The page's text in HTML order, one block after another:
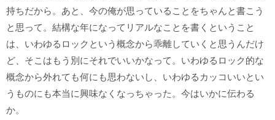
持ちだから。あと、今の俺が思っていることをちゃんと書こう
と思って。結構な年になってリアルなことを書くということ
は、いわゆるロックという概念から乖離していくと思うんだけ
ど、そこはもう別にそれでいいかなって。いわゆるロック的な
概念から外れても何にも思わないし、いわゆるカッコいいとい
うものにも本当に興味なくなっちゃった。今はいかに伝わる
か。